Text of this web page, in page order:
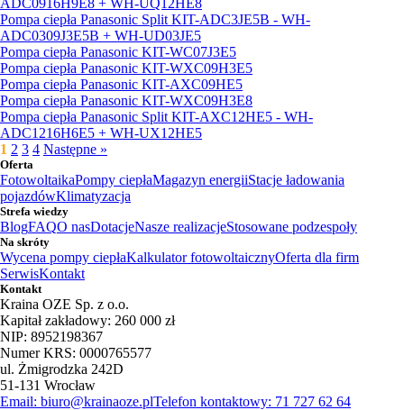
ADC0916H9E8 + WH-UQ12HE8
Pompa ciepła Panasonic Split KIT-ADC3JE5B - WH-
ADC0309J3E5B + WH-UD03JE5
Pompa ciepła Panasonic KIT-WC07J3E5
Pompa ciepła Panasonic KIT-WXC09H3E5
Pompa ciepła Panasonic KIT-AXC09HE5
Pompa ciepła Panasonic KIT-WXC09H3E8
Pompa ciepła Panasonic Split KIT-AXC12HE5 - WH-
ADC1216H6E5 + WH-UX12HE5
1 2 3 4 Następne »
Oferta
FotowoltaikaPompy ciepłaMagazyn energiiStacje ładowania
pojazdówKlimatyzacja
Strefa wiedzy
BlogFAQO nasDotacjeNasze realizacjeStosowane podzespoły
Na skróty
Wycena pompy ciepłaKalkulator fotowoltaicznyOferta dla firm
SerwisKontakt
Kontakt
Kraina OZE Sp. z o.o.
Kapitał zakładowy: 260 000 zł
NIP: 8952198367
Numer KRS: 0000765577
ul. Żmigrodzka 242D
51-131 Wrocław
Email: biuro@krainaoze.plTelefon kontaktowy: 71 727 62 64